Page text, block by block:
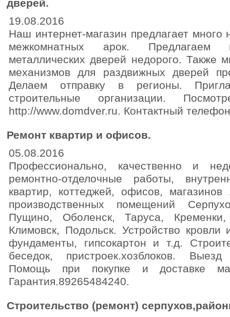
дверей.
19.08.2016
Наш интернет-магазин предлагает много
межкомнатных арок. Предлагаем
металлических дверей недорого. Также
механизмов для раздвижных дверей
Делаем отправку в регионы.
строительные организации.
http://www.domdver.ru. Контактный
Ремонт квартир и офисов.
05.08.2016
Профессионально, качественно и
ремонтно-отделочные работы,
квартир, коттеджей, офисов,
производственных помещений
Пущино, Оболенск, Таруса,
Климовск, Подольск. Устройство
фундаменты, гипсокартон и т.д.
беседок, пристроек.хозблоков.
Помощь при покупке и доставке
Гарантия.89265484240.
Строительство (ремонт)